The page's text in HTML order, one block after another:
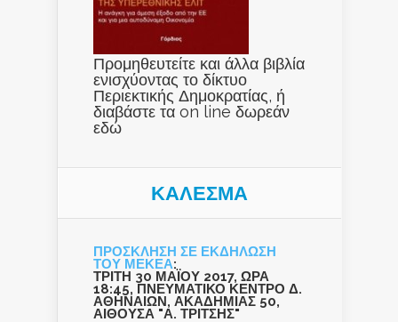
Προμηθευτείτε και άλλα βιβλία
ενισχύοντας το δίκτυο
Περιεκτικής Δημοκρατίας, ή
διαβάστε τα on line δωρεάν
εδώ
ΚΑΛΕΣΜΑ
ΠΡΟΣΚΛΗΣΗ ΣΕ ΕΚΔΗΛΩΣΗ
ΤΟΥ ΜΕΚΕΑ:
ΤΡΙΤΗ 30 ΜΑΪΟΥ 2017, ΩΡΑ
18:45, ΠΝΕΥΜΑΤΙΚΟ ΚΕΝΤΡΟ Δ.
ΑΘΗΝΑΙΩΝ, ΑΚΑΔΗΜΙΑΣ 50,
ΑΙΘΟΥΣΑ "Α. ΤΡΙΤΣΗΣ"